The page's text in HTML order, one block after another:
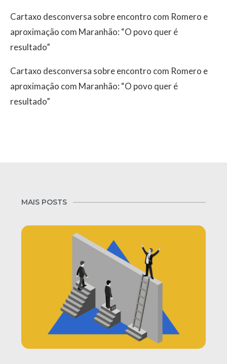
Cartaxo desconversa sobre encontro com Romero e
aproximação com Maranhão: “O povo quer é
resultado”
Cartaxo desconversa sobre encontro com Romero e
aproximação com Maranhão: “O povo quer é
resultado”
MAIS POSTS